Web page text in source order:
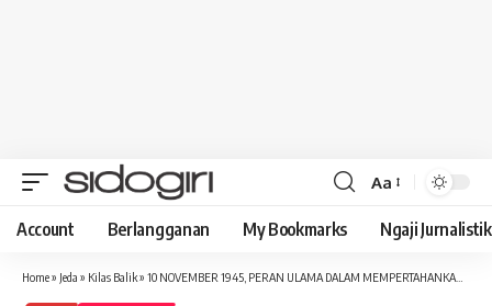
Font
Resizer
Aa
Account Berlangganan My Bookmarks Ngaji Jurnalistik
Home» Jeda » Kilas Balik» 10 NOVEMBER 1945, PERAN ULAMA DALAM MEMPERTAHANKAN KEMERDEKAAN